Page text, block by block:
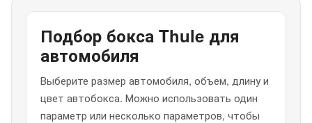
Подбор бокса Thule для
автомобиля
Выберите размер автомобиля, объем, длину и
цвет автобокса. Можно использовать один
параметр или несколько параметров, чтобы